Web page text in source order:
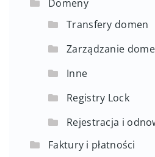
Domeny
Transfery domen
Zarządzanie
Inne
Registry Lock
Rejestracja i
Faktury i płatności